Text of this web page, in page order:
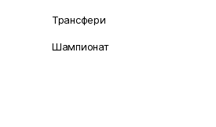
Трансфери
Шампионат